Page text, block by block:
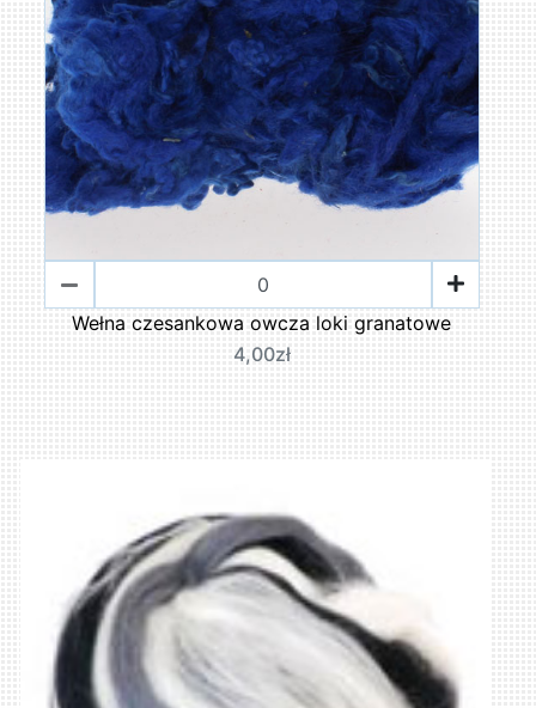
Wełna czesankowa owcza loki granatowe
4,00zł